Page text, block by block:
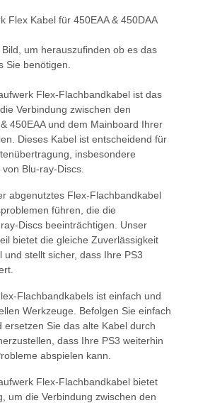
Flex Kabel für 450EAA & 450DAA
um herauszufinden ob es das
Sie benötigen.
Flex-Flachbandkabel ist das
Verbindung zwischen den
450EAA und dem Mainboard Ihrer
Dieses Kabel ist entscheidend für
insbesondere
Blu-ray-Discs.
abgenutztes Flex-Flachbandkabel
führen, die die
Discs beeinträchtigen. Unser
bietet die gleiche Zuverlässigkeit
und stellt sicher, dass Ihre PS3
Flachbandkabels ist einfach und
Werkzeuge. Befolgen Sie einfach
ersetzen Sie das alte Kabel durch
dass Ihre PS3 weiterhin
abspielen kann.
Flex-Flachbandkabel bietet
um die Verbindung zwischen den